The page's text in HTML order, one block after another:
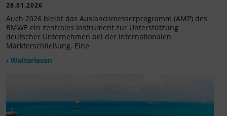
28.01.2026
Auch 2026 bleibt das Auslandsmesserprogramm (AMP) des
BMWE ein zentrales Instrument zur Unterstützung
deutscher Unternehmen bei der internationalen
Markterschließung. Eine
› Weiterlesen